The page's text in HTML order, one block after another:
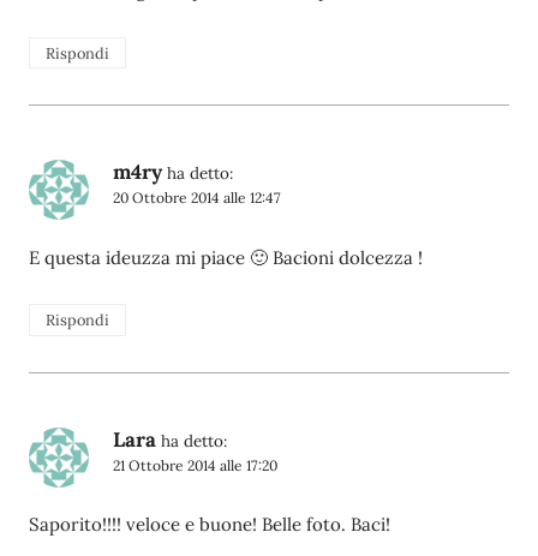
Rispondi
m4ry ha detto:
20 Ottobre 2014 alle 12:47
E questa ideuzza mi piace 🙂 Bacioni dolcezza !
Rispondi
Lara ha detto:
21 Ottobre 2014 alle 17:20
Saporito!!!! veloce e buone! Belle foto. Baci!